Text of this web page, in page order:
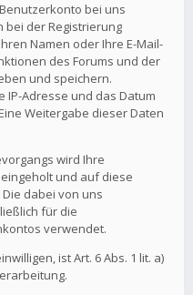
bei uns
bei der Registrierung
Namen oder Ihre E-Mail-
des Forums und der
und speichern.
IP-Adresse und das Datum
Weitergabe dieser Daten
wird Ihre
und auf diese
dabei von uns
für die
verwendet.
ist Art. 6 Abs. 1 lit. a)